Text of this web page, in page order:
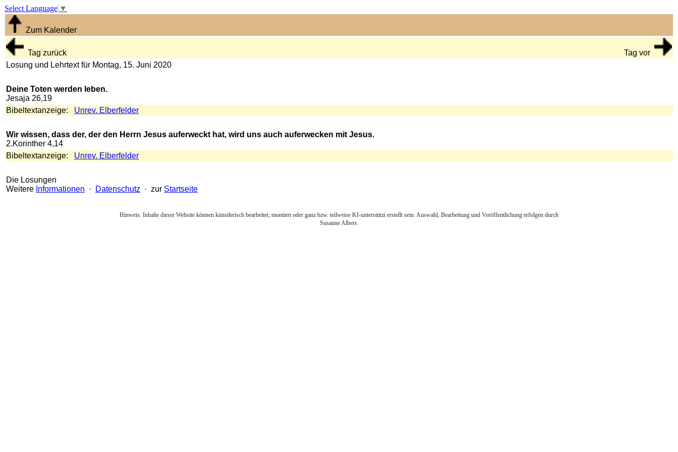
Select Language ▼
Zum Kalender
Tag zurück
Tag vor
Losung und Lehrtext für Montag, 15. Juni 2020
Deine Toten werden leben.
Jesaja 26,19
Bibeltextanzeige: Unrev. Elberfelder
Wir wissen, dass der, der den Herrn Jesus auferweckt hat, wird uns auch auferwecken mit Jesus.
2.Korinther 4,14
Bibeltextanzeige: Unrev. Elberfelder
Die Losungen
Weitere Informationen · Datenschutz · zur Startseite
Hinweis: Inhalte dieser Website können künstlerisch bearbeitet, montiert oder ganz bzw. teilweise KI-unterstützt erstellt sein. Auswahl, Bearbeitung und Veröffentlichung erfolgen durch
Susanne Albers.